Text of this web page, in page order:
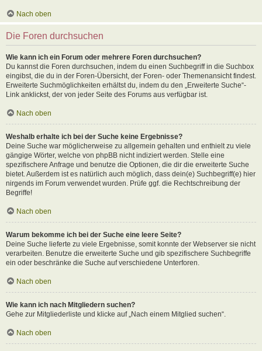
Nach oben
Die Foren durchsuchen
Wie kann ich ein Forum oder mehrere Foren durchsuchen?
Du kannst die Foren durchsuchen, indem du einen Suchbegriff in die Suchbox
eingibst, die du in der Foren-Übersicht, der Foren- oder Themenansicht findest.
Erweiterte Suchmöglichkeiten erhältst du, indem du den „Erweiterte Suche“-
Link anklickst, der von jeder Seite des Forums aus verfügbar ist.
Nach oben
Weshalb erhalte ich bei der Suche keine Ergebnisse?
Deine Suche war möglicherweise zu allgemein gehalten und enthielt zu viele
gängige Wörter, welche von phpBB nicht indiziert werden. Stelle eine
spezifischere Anfrage und benutze die Optionen, die dir die erweiterte Suche
bietet. Außerdem ist es natürlich auch möglich, dass dein(e) Suchbegriff(e) hier
nirgends im Forum verwendet wurden. Prüfe ggf. die Rechtschreibung der
Begriffe!
Nach oben
Warum bekomme ich bei der Suche eine leere Seite?
Deine Suche lieferte zu viele Ergebnisse, somit konnte der Webserver sie nicht
verarbeiten. Benutze die erweiterte Suche und gib spezifischere Suchbegriffe
ein oder beschränke die Suche auf verschiedene Unterforen.
Nach oben
Wie kann ich nach Mitgliedern suchen?
Gehe zur Mitgliederliste und klicke auf „Nach einem Mitglied suchen“.
Nach oben